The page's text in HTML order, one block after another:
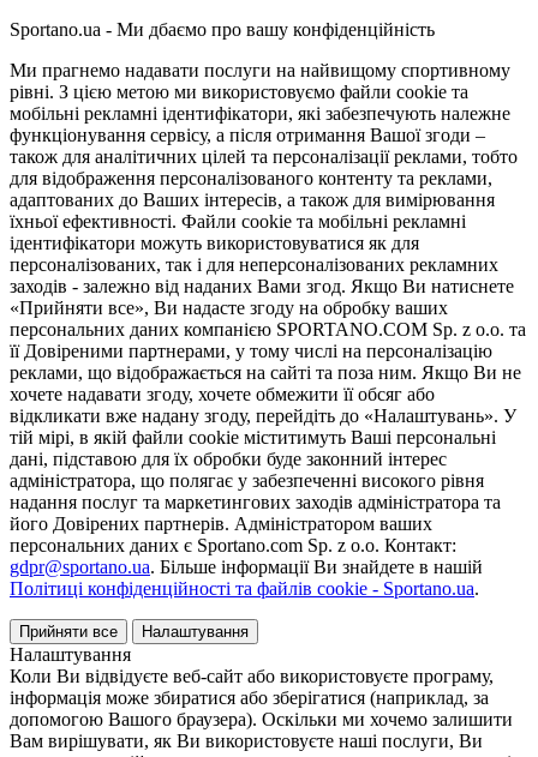
Sportano.ua - Ми дбаємо про вашу конфіденційність
Ми прагнемо надавати послуги на найвищому спортивному
рівні. З цією метою ми використовуємо файли cookie та
мобільні рекламні ідентифікатори, які забезпечують належне
функціонування сервісу, а після отримання Вашої згоди –
також для аналітичних цілей та персоналізації реклами, тобто
для відображення персоналізованого контенту та реклами,
адаптованих до Ваших інтересів, а також для вимірювання
їхньої ефективності. Файли cookie та мобільні рекламні
ідентифікатори можуть використовуватися як для
персоналізованих, так і для неперсоналізованих рекламних
заходів - залежно від наданих Вами згод. Якщо Ви натиснете
«Прийняти все», Ви надасте згоду на обробку ваших
персональних даних компанією SPORTANO.COM Sp. z o.o. та
її Довіреними партнерами, у тому числі на персоналізацію
реклами, що відображається на сайті та поза ним. Якщо Ви не
хочете надавати згоду, хочете обмежити її обсяг або
відкликати вже надану згоду, перейдіть до «Налаштувань». У
тій мірі, в якій файли cookie міститимуть Ваші персональні
дані, підставою для їх обробки буде законний інтерес
адміністратора, що полягає у забезпеченні високого рівня
надання послуг та маркетингових заходів адміністратора та
його Довірених партнерів. Адміністратором ваших
персональних даних є Sportano.com Sp. z o.o. Контакт:
gdpr@sportano.ua. Більше інформації Ви знайдете в нашій
Політиці конфіденційності та файлів cookie - Sportano.ua.
Прийняти все Налаштування
Налаштування
Коли Ви відвідуєте веб-сайт або використовуєте програму,
інформація може збиратися або зберігатися (наприклад, за
допомогою Вашого браузера). Оскільки ми хочемо залишити
Вам вирішувати, як Ви використовуєте наші послуги, Ви